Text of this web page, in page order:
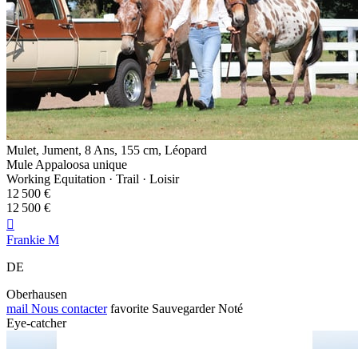
Mulet, Jument, 8 Ans, 155 cm, Léopard
Mule Appaloosa unique
Working Equitation · Trail · Loisir
12 500 €
12 500 €

Frankie M
DE
Oberhausen
mail Nous contacter favorite Sauvegarder Noté
Eye-catcher